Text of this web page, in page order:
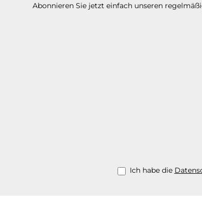
Abonnieren Sie jetzt einfach unseren
Ich habe die